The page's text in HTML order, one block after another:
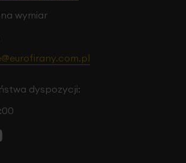
wymiar
dyspozycji: